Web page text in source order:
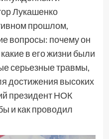
Лукашенко
прошлом,
вопросы: почему он
в его жизни были
серьезные травмы,
достижения высоких
президент НОК
и как проводил